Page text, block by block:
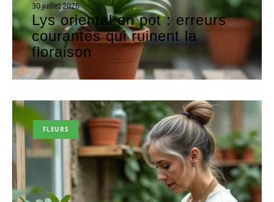
30 juillet 2026
Lys oriental en pot : erreurs
courantes qui ruinent la
floraison
FLEURS